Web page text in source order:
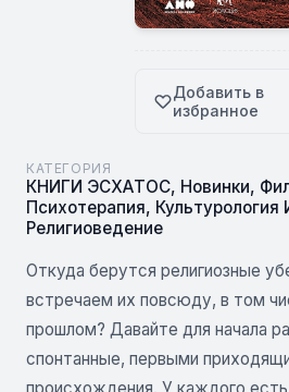
Добавить в
избранное
КАТЕГОРИЯ
КНИГИ ЭСХАТОС, Новинки,
Психотерапия, Культурология
Религиоведение
Откуда берутся религиозные
встречаем их повсюду, в том
прошлом? Давайте для начала
спонтанные, первыми
происхождения. У каждого есть